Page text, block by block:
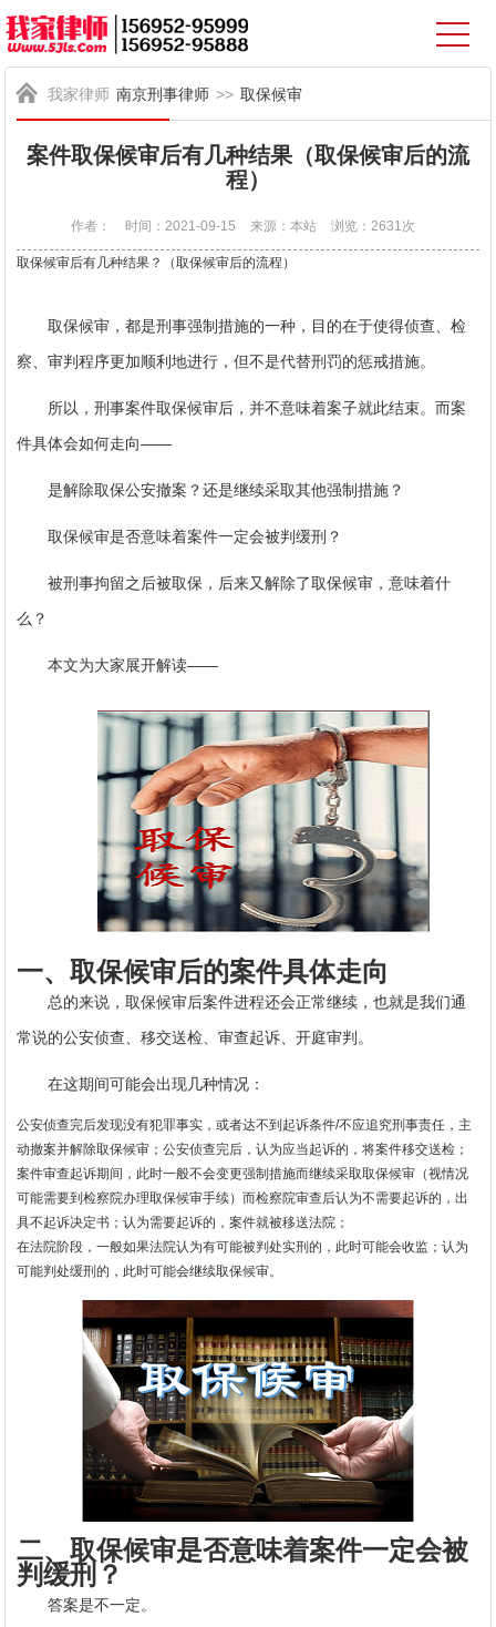
我家律师 南京刑事律师 >> 取保候审
案件取保候审后有几种结果（取保候审后的流
程）
作者： 时间：2021-09-15 来源：本站 浏览：2631次
取保候审后有几种结果？（取保候审后的流程）
取保候审，都是刑事强制措施的一种，目的在于使得侦查、检
察、审判程序更加顺利地进行，但不是代替刑罚的惩戒措施。
所以，刑事案件取保候审后，并不意味着案子就此结束。而案
件具体会如何走向——
是解除取保公安撤案？还是继续采取其他强制措施？
取保候审是否意味着案件一定会被判缓刑？
被刑事拘留之后被取保，后来又解除了取保候审，意味着什
么？
本文为大家展开解读——
一、取保候审后的案件具体走向
总的来说，取保候审后案件进程还会正常继续，也就是我们通
常说的公安侦查、移交送检、审查起诉、开庭审判。
在这期间可能会出现几种情况：
公安侦查完后发现没有犯罪事实，或者达不到起诉条件/不应追究刑事责任，主
动撤案并解除取保候审；公安侦查完后，认为应当起诉的，将案件移交送检；
案件审查起诉期间，此时一般不会变更强制措施而继续采取取保候审（视情况
可能需要到检察院办理取保候审手续）而检察院审查后认为不需要起诉的，出
具不起诉决定书；认为需要起诉的，案件就被移送法院；
在法院阶段，一般如果法院认为有可能被判处实刑的，此时可能会收监；认为
可能判处缓刑的，此时可能会继续取保候审。
二、取保候审是否意味着案件一定会被
判缓刑？
答案是不一定。